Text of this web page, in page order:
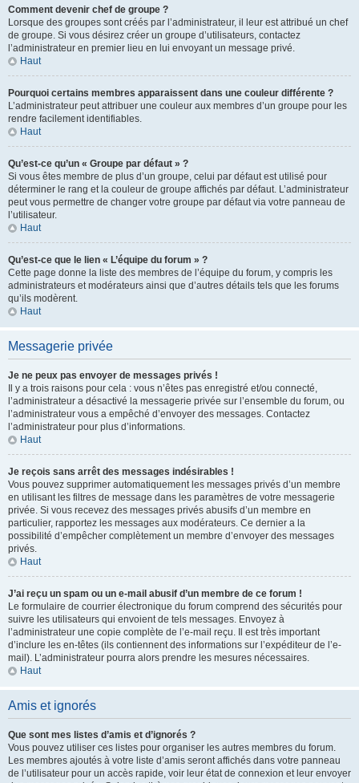
Comment devenir chef de groupe ?
Lorsque des groupes sont créés par l’administrateur, il leur est attribué un chef
de groupe. Si vous désirez créer un groupe d’utilisateurs, contactez
l’administrateur en premier lieu en lui envoyant un message privé.
Haut
Pourquoi certains membres apparaissent dans une couleur différente ?
L’administrateur peut attribuer une couleur aux membres d’un groupe pour les
rendre facilement identifiables.
Haut
Qu’est-ce qu’un « Groupe par défaut » ?
Si vous êtes membre de plus d’un groupe, celui par défaut est utilisé pour
déterminer le rang et la couleur de groupe affichés par défaut. L’administrateur
peut vous permettre de changer votre groupe par défaut via votre panneau de
l’utilisateur.
Haut
Qu’est-ce que le lien « L’équipe du forum » ?
Cette page donne la liste des membres de l’équipe du forum, y compris les
administrateurs et modérateurs ainsi que d’autres détails tels que les forums
qu’ils modèrent.
Haut
Messagerie privée
Je ne peux pas envoyer de messages privés !
Il y a trois raisons pour cela : vous n’êtes pas enregistré et/ou connecté,
l’administrateur a désactivé la messagerie privée sur l’ensemble du forum, ou
l’administrateur vous a empêché d’envoyer des messages. Contactez
l’administrateur pour plus d’informations.
Haut
Je reçois sans arrêt des messages indésirables !
Vous pouvez supprimer automatiquement les messages privés d’un membre
en utilisant les filtres de message dans les paramètres de votre messagerie
privée. Si vous recevez des messages privés abusifs d’un membre en
particulier, rapportez les messages aux modérateurs. Ce dernier a la
possibilité d’empêcher complètement un membre d’envoyer des messages
privés.
Haut
J’ai reçu un spam ou un e-mail abusif d’un membre de ce forum !
Le formulaire de courrier électronique du forum comprend des sécurités pour
suivre les utilisateurs qui envoient de tels messages. Envoyez à
l’administrateur une copie complète de l’e-mail reçu. Il est très important
d’inclure les en-têtes (ils contiennent des informations sur l’expéditeur de l’e-
mail). L’administrateur pourra alors prendre les mesures nécessaires.
Haut
Amis et ignorés
Que sont mes listes d’amis et d’ignorés ?
Vous pouvez utiliser ces listes pour organiser les autres membres du forum.
Les membres ajoutés à votre liste d’amis seront affichés dans votre panneau
de l’utilisateur pour un accès rapide, voir leur état de connexion et leur envoyer